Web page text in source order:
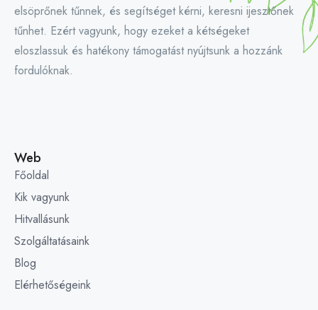
elsöprőnek tűnnek, és segítséget kérni, keresni ijesztőnek
tűnhet. Ezért vagyunk, hogy ezeket a kétségeket
eloszlassuk és hatékony támogatást nyújtsunk a hozzánk
fordulóknak.
Web
Főoldal
Kik vagyunk
Hitvallásunk
Szolgáltatásaink
Blog
Elérhetőségeink